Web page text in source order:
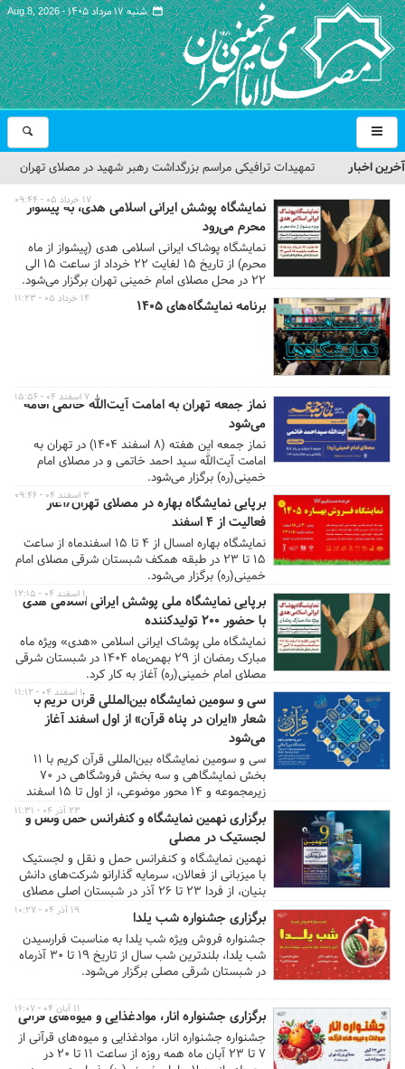
شنبه ۱۷ مرداد ۱۴۰۵ - Aug 8, 2026
آخرین اخبار
تمهیدات ترافیکی مراسم بزرگداشت رهبر شهید در مصلای تهران
اعلام شد
حجت‌الاسلام حاج علی‌اکبری؛ خطیب این هفته نماز جمعه تهران
مراسم بزرگداشت امام مجاهد شهید در مصلای تهران از سوی رهبر
معظم انقلاب
گزارش تصویری| مراسم نماز بر پیکر امام شهید انقلاب اسلامی ایران
گزارش تصویری| مراسم بزرگداشت آقای شهید ایران
نمایشگاه پوشش ایرانی اسلامی هدی، به پیشواز
محرم می‌رود
نمایشگاه پوشاک ایرانی اسلامی هدی (پیشواز از ماه
محرم) از تاریخ ۱۵ لغایت ۲۲ خرداد از ساعت ۱۵ الی
۲۲ در محل مصلای امام خمینی تهران برگزار می‌شود.
۱۷ خرداد ۰۵ - ۰۹:۴۴
برنامه نمایشگاه‌های ۱۴۰۵ ۱۴ خرداد ۰۵ - ۱۱:۲۳
نماز جمعه تهران به امامت آیت‌الله خاتمی اقامه
می‌شود
نماز جمعه این هفته (۸ اسفند ۱۴۰۴) در تهران به
امامت آیت‌الله سید احمد خاتمی و در مصلای امام
خمینی(ره) برگزار می‌شود.
۷ اسفند ۰۴ - ۱۵:۵۶
برپایی نمایشگاه بهاره در مصلای تهران/آغاز
فعالیت از ۴ اسفند
نمایشگاه بهاره امسال از ۴ تا ۱۵ اسفندماه از ساعت
۱۵ تا ۲۳ در طبقه همکف شبستان شرقی مصلای امام
خمینی(ره) برگزار می‌شود.
۳ اسفند ۰۴ - ۰۹:۴۶
برپایی نمایشگاه ملی پوشش ایرانی اسلامی هدی
با حضور ۲۰۰ تولیدکننده
نمایشگاه ملی پوشاک ایرانی اسلامی «هدی» ویژه ماه
مبارک رمضان از ۲۹ بهمن‌ماه ۱۴۰۴ در شبستان شرقی
مصلای امام خمینی(ره) آغاز به کار کرد.
۱ اسفند ۰۴ - ۱۲:۱۵
سی و سومین نمایشگاه بین‌المللی قرآن کریم با
شعار «ایران در پناه قرآن» از اول اسفند آغاز
می‌شود
سی و سومین نمایشگاه بین‌المللی قرآن کریم با ۱۱
بخش نمایشگاهی و سه بخش فروشگاهی در ۷۰
زیرمجموعه و ۱۴ محور موضوعی، از اول تا ۱۵ اسفند
در شبستان اصلی مصلای امام خمینی(ره) تهران برگزار
می‌شود و تمرکز اصلی بر قرآن، عترت و ارتقای فرهنگ
دینی است.
۱ اسفند ۰۴ - ۱۱:۱۲
برگزاری نهمین نمایشگاه و کنفرانس حمل‌ ونقل و
لجستیک در مصلی
نهمین نمایشگاه و کنفرانس حمل و نقل و لجستیک
با میزبانی از فعالان، سرمایه گذارانو شرکت‌های دانش
بنیان، از فردا ۲۳ تا ۲۶ آذر در شبستان اصلی مصلای
امام خمینی(ره) تهران برگزار می‌شود.
۲۳ آذر ۰۴ - ۱۱:۳۱
برگزاری جشنواره شب یلدا
جشنواره فروش ویژه شب یلدا به مناسبت فرارسیدن
شب یلدا، بلندترین شب سال از تاریخ 19 تا ۳۰ آذرماه
در شبستان شرقی مصلی برگزار می‌شود.
۱۹ آذر ۰۴ - ۱۰:۲۷
برگزاری جشنواره انار، موادغذایی و میوه‌های قرآنی
جشنواره جشنواره انار، موادغذایی و میوه‌های قرآنی از
۷ تا ۲۳ آبان ماه همه روزه از ساعت ۱۱ تا ۲۰ در
۱۱ آبان ۰۴ - ۱۶:۰۷